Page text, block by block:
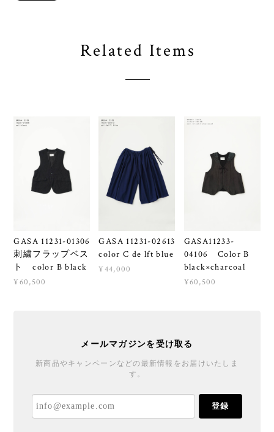
Related Items
GASA 11231-01306
刺繍フラップベス
ト color B black
¥60,500
GASA 11231-02613
color C de lft blue
¥44,000
GASA11233-
04106 Color B
black×charcoal
¥60,500
メールマガジンを受け取る
新商品やキャンペーンなどの最新情報をお届けいたしま
す。
登録